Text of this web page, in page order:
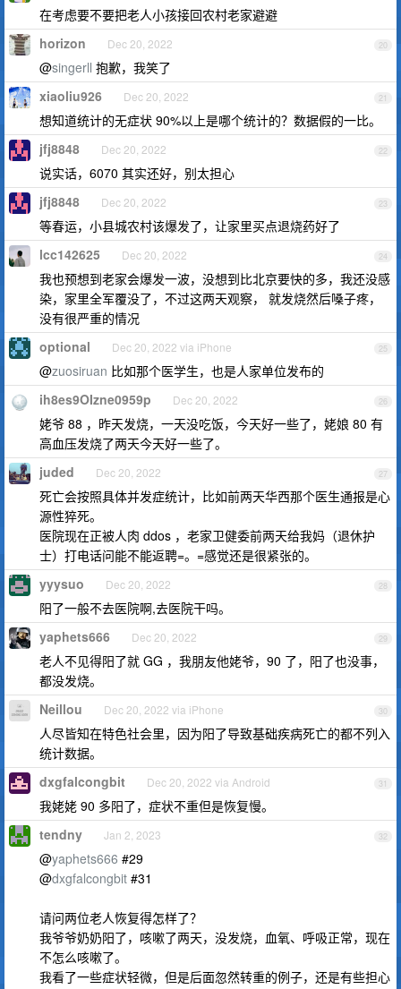
在考虑要不要把老人小孩接回农村老家避避
20
horizon Dec 20, 2022
@singerll 抱歉，我笑了
21
xiaoliu926 Dec 20, 2022
想知道统计的无症状 90%以上是哪个统计的？数据假的一比。
22
jfj8848 Dec 20, 2022
说实话，6070 其实还好，别太担心
23
jfj8848 Dec 20, 2022
等春运，小县城农村该爆发了，让家里买点退烧药好了
24
lcc142625 Dec 20, 2022
我也预想到老家会爆发一波，没想到比北京要快的多，我还没感
染，家里全军覆没了，不过这两天观察， 就发烧然后嗓子疼，
没有很严重的情况
25
optional Dec 20, 2022 via iPhone
@zuosiruan 比如那个医学生，也是人家单位发布的
26
ih8es9OIzne0959p Dec 20, 2022
姥爷 88 ，昨天发烧，一天没吃饭，今天好一些了，姥娘 80 有
高血压发烧了两天今天好一些了。
27
juded Dec 20, 2022
死亡会按照具体并发症统计，比如前两天华西那个医生通报是心
源性猝死。
医院现在正被人肉 ddos ，老家卫健委前两天给我妈（退休护
士）打电话问能不能返聘=。=感觉还是很紧张的。
28
yyysuo Dec 20, 2022
阳了一般不去医院啊,去医院干吗。
29
yaphets666 Dec 20, 2022
老人不见得阳了就 GG ，我朋友他姥爷，90 了，阳了也没事，
都没发烧。
30
Neillou Dec 20, 2022 via iPhone
人尽皆知在特色社会里，因为阳了导致基础疾病死亡的都不列入
统计数据。
31
dxgfalcongbit Dec 20, 2022 via Android
我姥姥 90 多阳了，症状不重但是恢复慢。
32
tendny Jan 2, 2023
@yaphets666 #29
@dxgfalcongbit #31
请问两位老人恢复得怎样了？
我爷爷奶奶阳了，咳嗽了两天，没发烧，血氧、呼吸正常，现在
不怎么咳嗽了。
我看了一些症状轻微，但是后面忽然转重的例子，还是有些担心